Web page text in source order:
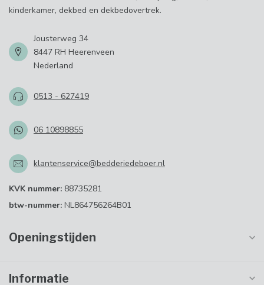
kinderkamer, dekbed en dekbedovertrek.
Jousterweg 34
8447 RH Heerenveen
Nederland
0513 - 627419
06 10898855
klantenservice@bedderiedeboer.nl
KVK nummer: 88735281
btw-nummer: NL864756264B01
Openingstijden
Informatie